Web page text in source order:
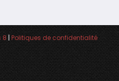
8|Politiques de confidentialité